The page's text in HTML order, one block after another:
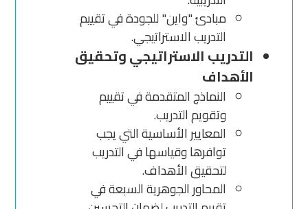
مبادئ "واين" للجودة في تقييم
التدريب الاستراتيجي.
التدريب الاستراتيجي وتحقيق
الأهداف
النماذج المتقدمة في تقييم
وتقويم التدريب.
المعايير الأساسية التي يجب
توافرها وقياسها في التدريب
لتحقيق الأهداف.
المحاور الجوهرية السبعة في